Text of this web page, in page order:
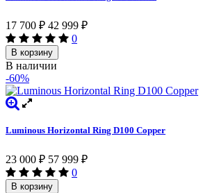
17 700 ₽ 42 999 ₽
0
В корзину
В наличии
-60%
Luminous Horizontal Ring D100 Copper
23 000 ₽ 57 999 ₽
0
В корзину